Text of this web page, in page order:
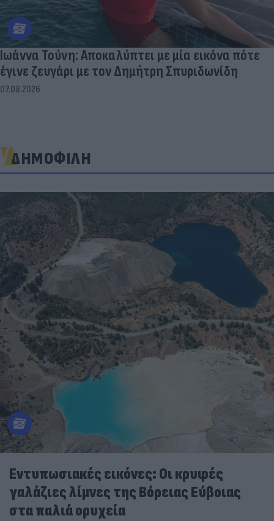
Ιωάννα Τούνη: Αποκαλύπτει με μία εικόνα πότε
έγινε ζευγάρι με τον Δημήτρη Σπυριδωνίδη
07.08.2026
ΔΗΜΟΦΙΛΗ
Εντυπωσιακές εικόνες: Οι κρυφές
γαλάζιες λίμνες της Βόρειας Εύβοιας
στα παλιά ορυχεία